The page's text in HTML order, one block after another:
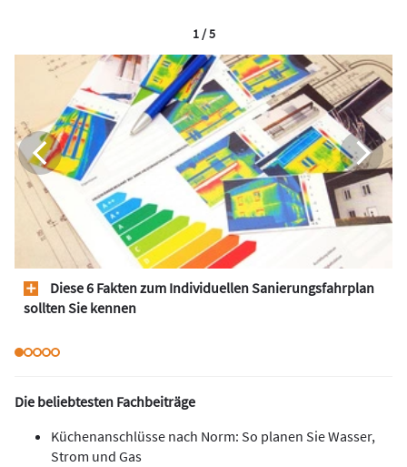
Diese 6 Fakten zum Individuellen Sanierungsfahrplan
sollten Sie kennen
1 / 5
Die beliebtesten Fachbeiträge
Küchenanschlüsse nach Norm: So planen Sie Wasser,
Strom und Gas